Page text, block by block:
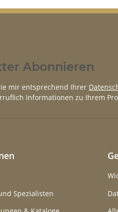
Abonnieren
mir entsprechend Ihrer
Informationen zu Ihrem
Spezialisten